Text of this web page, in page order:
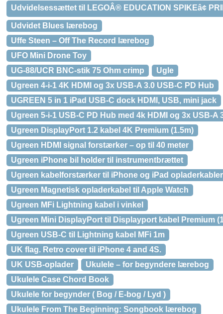
Udvidelsessættet til LEGOÂ® EDUCATION SPIKEâ¢
Udvidet Blues lærebog
Uffe Steen – Off The Record lærebog
UFO Mini Drone Toy
UG-88/UCR BNC-stik 75 Ohm crimp
Ugle
Ugreen 4-i-1 4K HDMI og 3x USB-A 3.0 USB-C PD Hub
UGREEN 5 in 1 iPad USB-C dock HDMI, USB, mini jack
Ugreen 5-i-1 USB-C PD Hub med 4k HDMI og 3x USB-A
Ugreen DisplayPort 1.2 kabel 4K Premium (1.5m)
Ugreen HDMI signal forstærker – op til 40 meter
Ugreen iPhone bil holder til instrumentbrættet
Ugreen kabelforstærker til iPhone og iPad
Ugreen Magnetisk opladerkabel til Apple Watch
Ugreen MFi Lightning kabel i vinkel
Ugreen Mini DisplayPort til Displayport kabel Premium
Ugreen USB-C til Lightning kabel MFi 1m
UK flag. Retro cover til iPhone 4 and 4S.
UK USB-oplader
Ukulele – for begyndere lærebog
Ukulele Case Chord Book
Ukulele for begynder ( Bog / E-bog / Lyd )
Ukulele From The Beginning: Songbook lærebog